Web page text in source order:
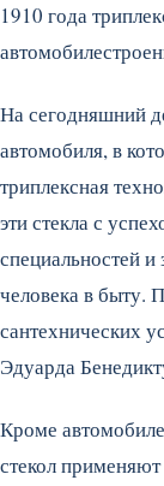
1910 года
На сегодняшний
автомобиля, в
триплексная
эти стекла с
специальностей
человека в быту.
сантехнических
Эдуарда
Кроме
стекол